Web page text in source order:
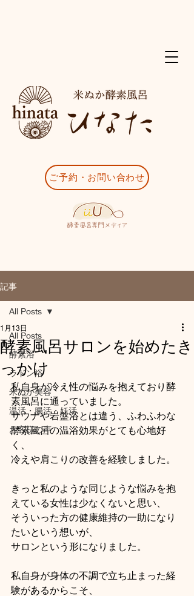
ご予約・お問い合わせ
記事
All Posts
酵素浴
ラドン浴
米ぬか美容
温活・腸活・妊活
お客様の声
All Posts
酵素風呂サロンを始めたき
っかけ
1月13日
私自身が冷え性の悩みを抱えており酵
素風呂に通っていました。
サウナや岩盤浴とは違う、ふわふわな
酵素風呂の温浴効果がとても心地好
く、
冷えや肩こりの改善を経験しました。
きっと私のような同じような悩みを抱
えている女性は少なくないと思い、
そういった方の健康維持の一助になり
たいという想いが、
サロンという形になりました。
私自身が身体の不調で立ち止まった経
験があるからこそ、